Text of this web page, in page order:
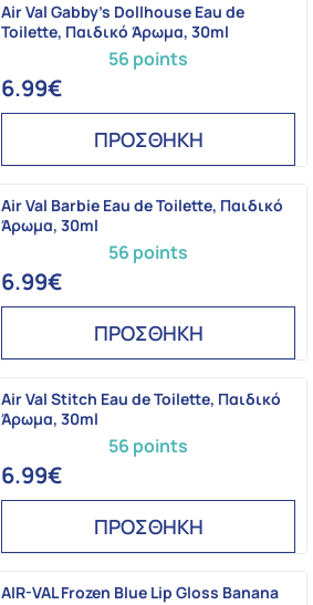
56 points
Air Val Gabby's Dollhouse Eau de
Toilette, Παιδικό Άρωμα, 30ml
6.99€
ΠΡΟΣΘΗΚΗ
56 points
Air Val Barbie Eau de Toilette, Παιδικό
Άρωμα, 30ml
6.99€
ΠΡΟΣΘΗΚΗ
56 points
Air Val Stitch Eau de Toilette, Παιδικό
Άρωμα, 30ml
6.99€
ΠΡΟΣΘΗΚΗ
AIR-VAL Frozen Blue Lip Gloss Banana